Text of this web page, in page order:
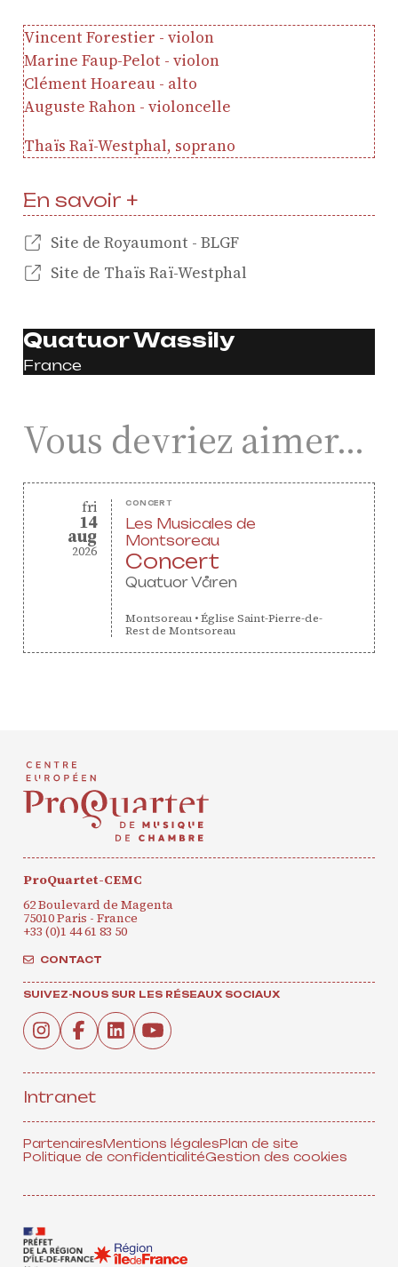
Vincent Forestier - violon
Marine Faup-Pelot - violon
Clément Hoareau - alto
Auguste Rahon - violoncelle
Thaïs Raï-Westphal, soprano
En savoir +
Site de Royaumont - BLGF
Site de Thaïs Raï-Westphal
Quatuor Wassily
France
Vous devriez aimer…
friday
fri
14
august
aug
2026
CONCERT
Les Musicales de
Montsoreau
Concert
Quatuor Våren
Montsoreau •Église Saint-Pierre-de-
Rest de Montsoreau
ProQuartet-CEMC
62 Boulevard de Magenta
75010 Paris - France
+33 (0)1 44 61 83 50
CONTACT
SUIVEZ-NOUS SUR LES RÉSEAUX SOCIAUX
Intranet
PartenairesMentions légalesPlan de site
Politique de confidentialitéGestion des cookies
Agenda
Actualités
Soutenir ProQuartet
CONTACT
NEWSLETTER